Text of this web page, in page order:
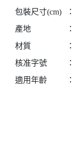
包裝尺寸(cm) ：
產地
：
材質
：
核准字號
：
適用年齡
：